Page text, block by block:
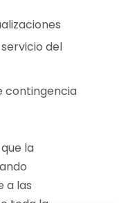
del
contingencia
la
a las